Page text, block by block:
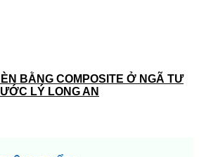
BẰNG COMPOSITE Ở NGÃ TƯ
LÝ LONG AN